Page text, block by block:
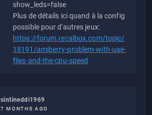
show_leds=false
Plus de détails ici quand à la config
possible pour d'autres jeux:
https://forum.recalbox.com/topic/
18191/amiberry-problem-with-uae-
files-and-the-cpu-speed
sintineddi1969
7 MONTHS AGO